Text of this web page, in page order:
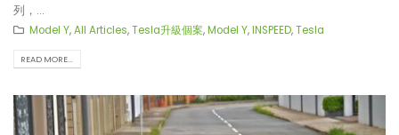
列，...
Model Y,All Articles,Tesla升級個案,Model Y,INSPEED,Tesla
READ MORE...